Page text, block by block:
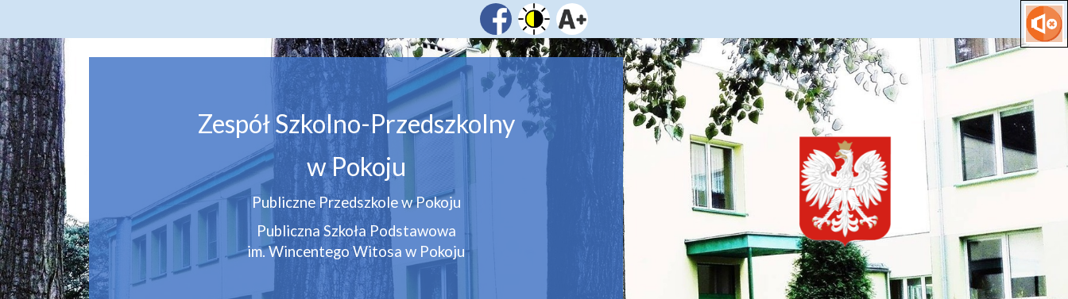
Zespół Szkolno-Przedszkolny
w Pokoju
Publiczne Przedszkole w Pokoju
Publiczna Szkoła Podstawowa
im. Wincentego Witosa w Pokoju